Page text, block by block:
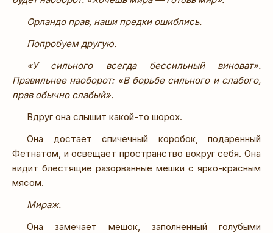
Орландо прав, наши предки ошиблись.
Попробуем другую.
«У сильного всегда бессильный виноват».
Правильнее наоборот: «В борьбе сильного и слабого,
прав обычно слабый».
Вдруг она слышит какой-то шорох.
Она достает спичечный коробок, подаренный
Фетнатом, и освещает пространство вокруг себя. Она
видит блестящие разорванные мешки с ярко-красным
мясом.
Мираж.
Она замечает мешок, заполненный голубыми